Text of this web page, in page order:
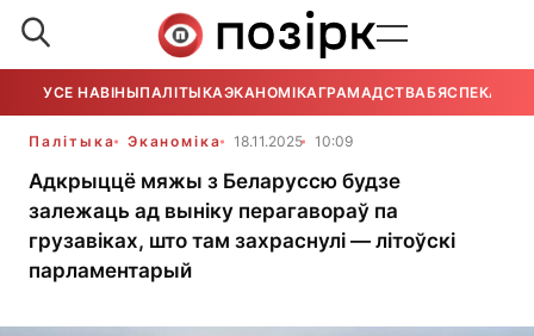
УСЕ НАВІНЫПАЛІТЫКАЭКАНОМІКАГРАМАДСТВАБЯСПЕКА
Палітыка Эканоміка 18.11.2025 10:09
Адкрыццё мяжы з Беларуссю будзе
залежаць ад выніку перагавораў па
грузавіках, што там захраснулі — літоўскі
парламентарый